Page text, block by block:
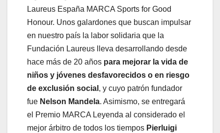
Laureus España MARCA Sports for Good
Honour. Unos galardones que buscan impulsar
en nuestro país la labor solidaria que la
Fundación Laureus lleva desarrollando desde
hace más de 20 años para mejorar la vida de
niños y jóvenes desfavorecidos o en riesgo
de exclusión social , y cuyo patrón fundador
fue Nelson Mandela. Asimismo, se entregará
el Premio MARCA Leyenda al considerado el
mejor árbitro de todos los tiempos Pierluigi